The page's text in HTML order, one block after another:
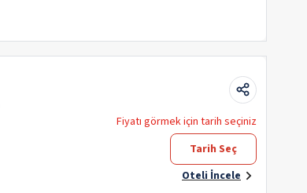
Fiyatı görmek için tarih seçiniz
Tarih Seç
Oteli İncele